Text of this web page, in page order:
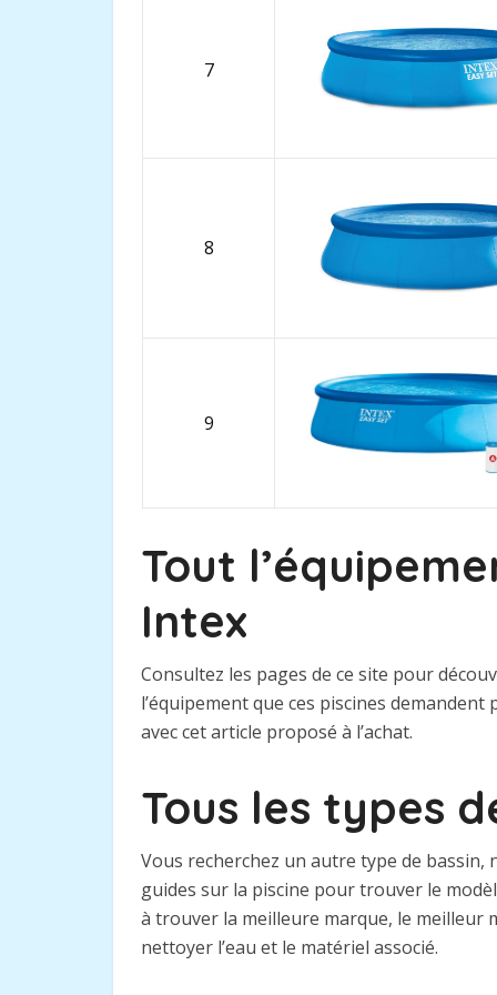
7
8
9
Tout
Intex
Consultez les pages de ce site pour
l’équipement que ces piscines
avec cet article proposé à l’achat.
Tous les types
Vous recherchez un autre type de
guides sur la piscine pour trouver le
à trouver la meilleure marque, le meilleur
nettoyer l’eau et le matériel associé.